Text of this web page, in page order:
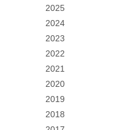
2025
2024
2023
2022
2021
2020
2019
2018